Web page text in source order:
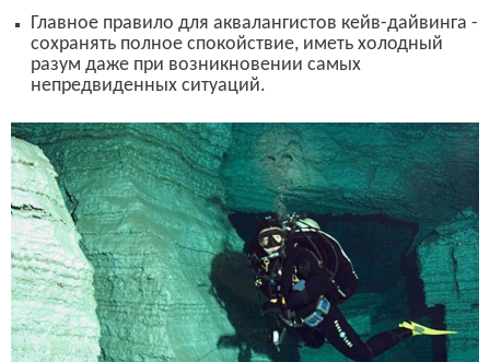
Главное правило для аквалангистов кейв-дайвинга -
сохранять полное спокойствие, иметь холодный
разум даже при возникновении самых
непредвиденных ситуаций.